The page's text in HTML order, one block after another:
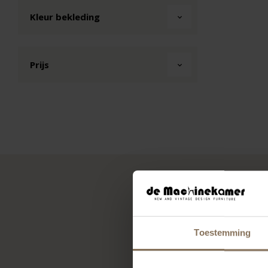
Toestemming
Kleur bekleding
Prijs
Ook voor de